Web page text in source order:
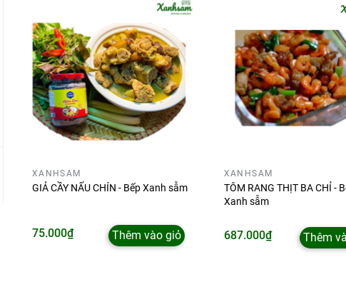
XANHSAM
GIẢ CẦY NẤU CHÍN - Bếp Xanh sẫm
75.000₫ Thêm vào giỏ
XANHSAM
TÔM RANG THỊT BA CHỈ -
Xanh sẫm
687.000₫ Thêm